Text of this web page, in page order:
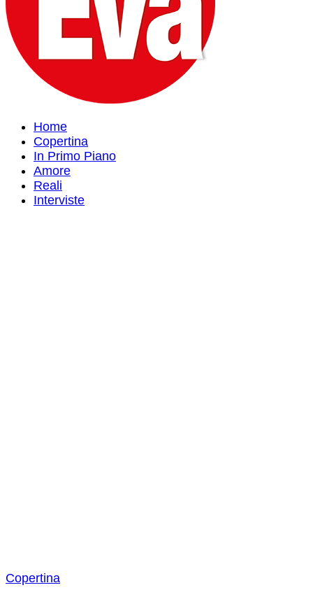
Home
Copertina
In Primo Piano
Amore
Reali
Interviste
Copertina